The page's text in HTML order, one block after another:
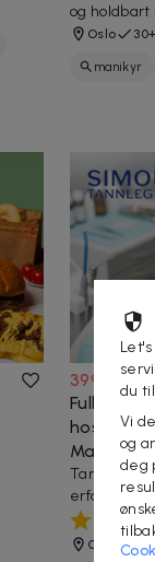
og
Oslo
manikyr
399 kr 1
Full
hos
Tannleger
erfaring
Oslo
du
Vi
og
deg